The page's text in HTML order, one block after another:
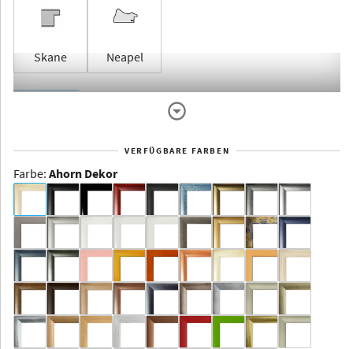
Skane Neapel
Dakota -
Rahmenloser
Aluminium
VERFÜGBARE FARBEN
Farbe: Ahorn Dekor